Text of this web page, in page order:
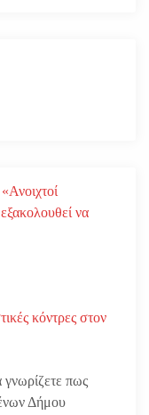
«Ανοιχτοί
να
κόντρες στον
γνωρίζετε πως
Δήμου